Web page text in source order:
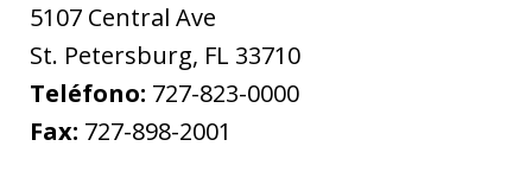
5107 Central Ave
St. Petersburg, FL 33710
Teléfono: 727-823-0000
Fax: 727-898-2001